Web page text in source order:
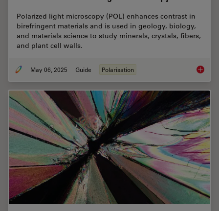
Polarized light microscopy (POL) enhances contrast in
birefringent materials and is used in geology, biology,
and materials science to study minerals, crystals, fibers,
and plant cell walls.
May 06, 2025 Guide Polarisation A